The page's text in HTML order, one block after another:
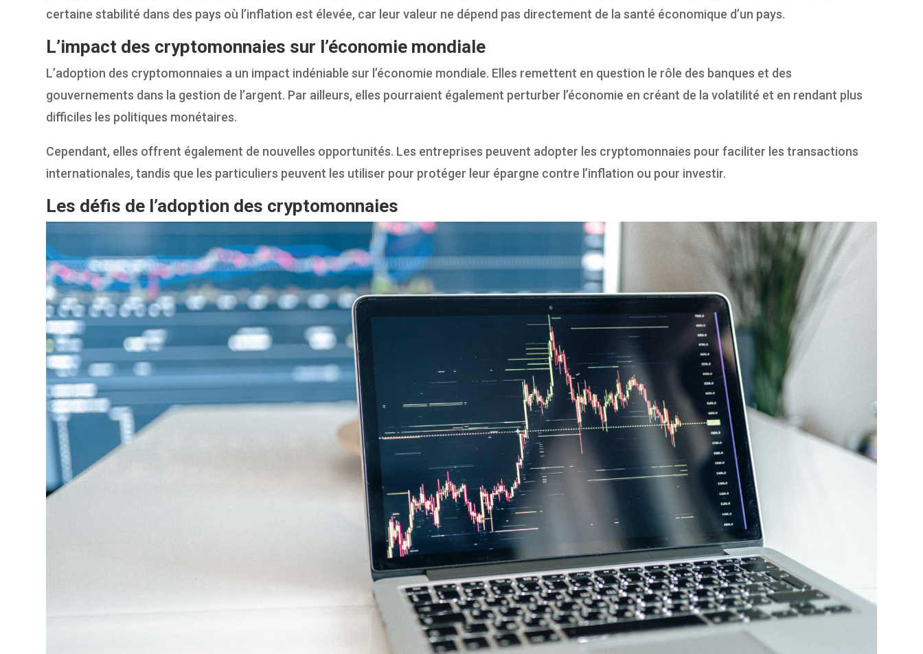
certaine stabilité dans des pays où l’inflation est élevée, car leur valeur ne dépend pas directement de la santé économique d’un pays.
L’impact des cryptomonnaies sur l’économie mondiale
L’adoption des cryptomonnaies a un impact indéniable sur l’économie mondiale. Elles remettent en question le rôle des banques et des
gouvernements dans la gestion de l’argent. Par ailleurs, elles pourraient également perturber l’économie en créant de la volatilité et en rendant plus
difficiles les politiques monétaires.
Cependant, elles offrent également de nouvelles opportunités. Les entreprises peuvent adopter les cryptomonnaies pour faciliter les transactions
internationales, tandis que les particuliers peuvent les utiliser pour protéger leur épargne contre l’inflation ou pour investir.
Les défis de l’adoption des cryptomonnaies